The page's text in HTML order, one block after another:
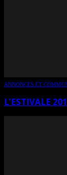
ANNONCES ET
L’ESTIVALE